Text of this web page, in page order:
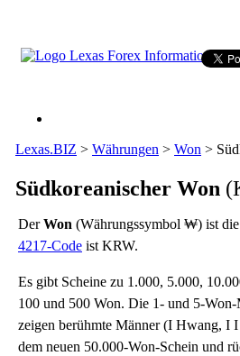
Lexas.BIZ > Währungen > Won >
Südkoreanischer Won
DerWon (Währungssymbol ₩) ist die
4217-Code ist KRW.
Es gibt Scheine zu 1.000, 5.000,
100 und 500 Won. Die 1- und 5-
zeigen berühmte Männer (I Hwang, I
dem neuen 50.000-Won-Schein und